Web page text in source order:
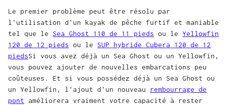
Le premier problème peut être résolu par
l'utilisation d'un kayak de pêche furtif et maniable
tel que le
Sea Ghost 110 de 11 pieds ou le Yellowfin
120 de 12 pieds ou le SUP hybride Cubera 120 de 12
piedsSi vous avez déjà un Sea Ghost ou un Yellowfin,
vous pouvez ajouter de nouvelles embarcations peu
coûteuses. Et si vous possédez déjà un Sea Ghost ou
un Yellowfin, l'ajout d'un nouveau rembourrage de
pont améliorera vraiment votre capacité à rester